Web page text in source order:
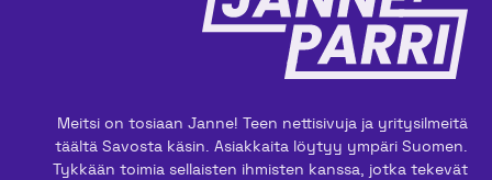
Meitsi on tosiaan Janne! Teen nettisivuja ja yritysilmeitä
täältä Savosta käsin. Asiakkaita löytyy ympäri Suomen.
Tykkään toimia sellaisten ihmisten kanssa, jotka tekevät